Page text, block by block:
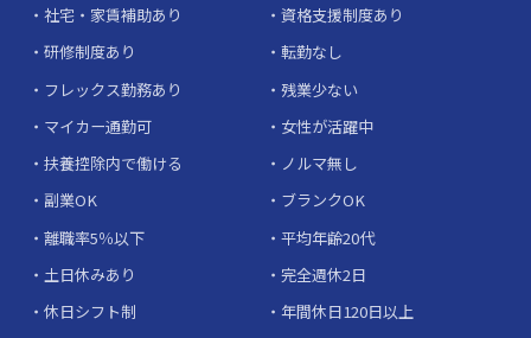
社宅・家賃補助あり
資格支援制度あり
研修制度あり
転勤なし
フレックス勤務あり
残業少ない
マイカー通勤可
女性が活躍中
扶養控除内で働ける
ノルマ無し
副業OK
ブランクOK
離職率5％以下
平均年齢20代
土日休みあり
完全週休2日
休日シフト制
年間休日120日以上